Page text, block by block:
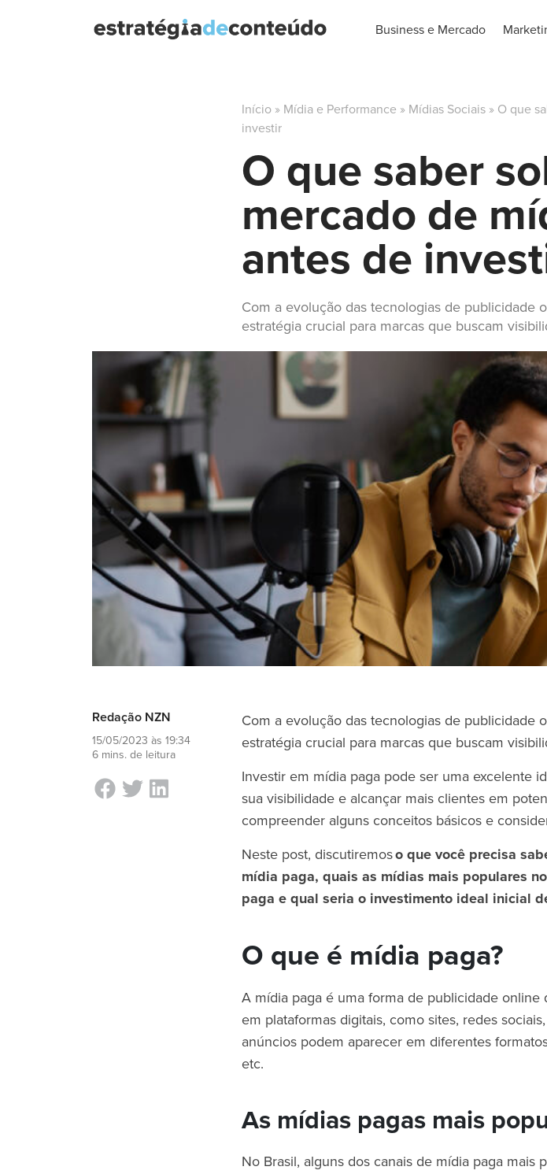
Business e Mercado
Início » Mídia e Performance » Mídias Sociais » O que
investir
O que saber
mercado de
antes de
Com a evolução das tecnologias de publicidade
estratégia crucial para marcas que buscam
Redação NZN
15/05/2023 às 19:34
6 mins. de leitura
Com a evolução das tecnologias de publicidade
estratégia crucial para marcas que buscam
Investir em mídia paga pode ser uma excelente
sua visibilidade e alcançar mais clientes em
compreender alguns conceitos básicos e
Neste post, discutiremoso que você precisa
mídia paga, quais as mídias mais populares
paga e qual seria o investimento ideal inicial
O que é mídia paga?
A mídia paga é uma forma de publicidade
em plataformas digitais, como sites, redes
anúncios podem aparecer em diferentes
etc.
As mídias pagas mais
No Brasil, alguns dos canais de mídia paga mais